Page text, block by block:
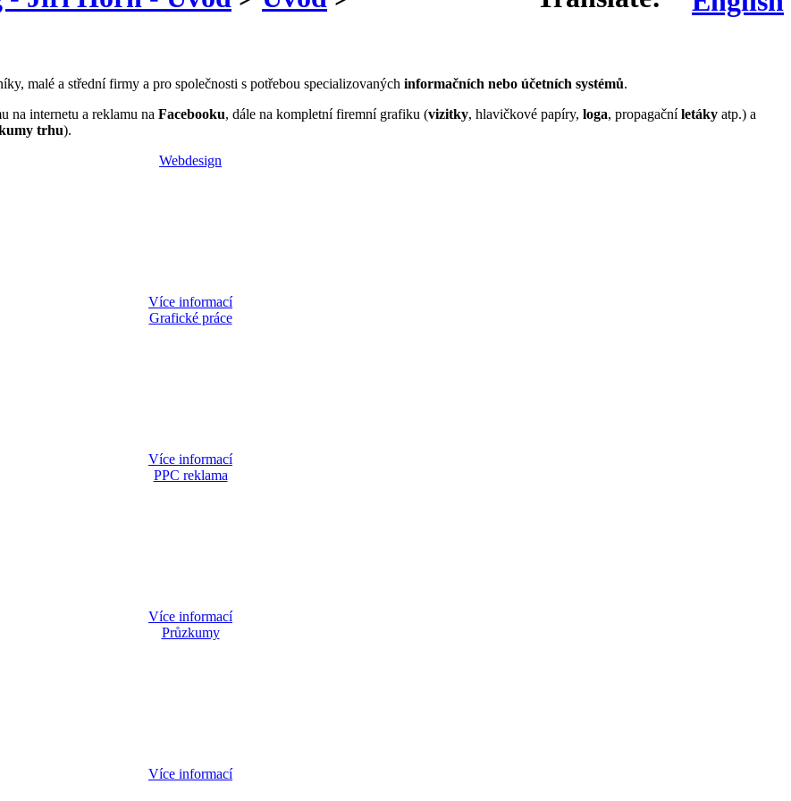
malé a střední firmy a pro společnosti s potřebou specializovaných informačních nebo účetních systémů.
na internetu a reklamu na Facebooku, dále na kompletní firemní grafiku (vizitky, hlavičkové papíry, loga, propagačníletáky atp.) a
trhu).
Webdesign
Více informací
Grafické práce
Více informací
PPC reklama
Více informací
Průzkumy
Více informací